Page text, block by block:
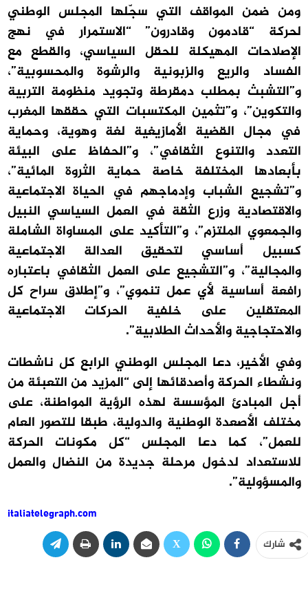
ومن ضمن المواقف التي سجّلها المجلس الوطني
لحركة “قادمون وقادرون” “الاستمرار في نهج
الإصلاحات المهيكلة للحقل السياسي، والقطع مع
الفساد والريع والزبونية والرشوة والمحسوبية”،
و”التشبث بمطلب دمقرطة وتجويد منظومة التربية
والتكوين”، و”تثمين المكتسبات التي حققها المغرب
في مجال القضية الأمازيغية لغة وهوية، وحماية
التعدد والتنوع الثقافي”، و”الحفاظ على البيئة
بأبعادها المختلفة خاصة حماية الثروة المائية”،
و”تشجيع الشباب وإدماجهم في الحياة الاجتماعية
والاقتصادية وزرع الثقة في العمل السياسي النبيل
والجمعوي الملتزم”، و”التأكيد على المساواة الشاملة
كسبيل أساسي لتحقيق العدالة الاجتماعية
والمجالية”، و”التشجيع على العمل الثقافي باعتباره
رافعة أساسية لأي عمل تنموي”، و”إطلاق سراح كل
المعتقلين على خلفية الحركات الاجتماعية
والاحتجاجية والأحداث الطلابية”.
وفي الأخير، دعا المجلس الوطني الرابع كل ناشطات
ونشطاء الحركة وأصدقائها إلى “المزيد من التعبئة من
أجل المبادئ المؤسسة لهذه الرؤية المواطنة، على
مختلف الأصعدة الوطنية والدولية، طبقا للتصور العام
للعمل”، كما دعا المجلس “كل مكونات الحركة
للاستعداد لدخول مرحلة جديدة من النضال والعمل
والمسؤولية”.
italiatelegraph.com
شارك